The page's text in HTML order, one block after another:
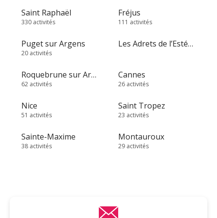
Saint Raphaël
330 activités
Fréjus
111 activités
Puget sur Argens
20 activités
Les Adrets de l’Estérel
Roquebrune sur Argens
62 activités
Cannes
26 activités
Nice
51 activités
Saint Tropez
23 activités
Sainte-Maxime
38 activités
Montauroux
29 activités